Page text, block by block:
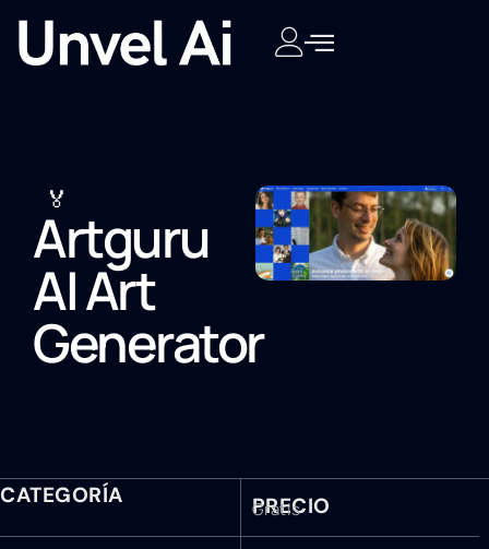
🏅
Artguru
AI Art
Generator
CATEGORÍA PRECIO
Gratis